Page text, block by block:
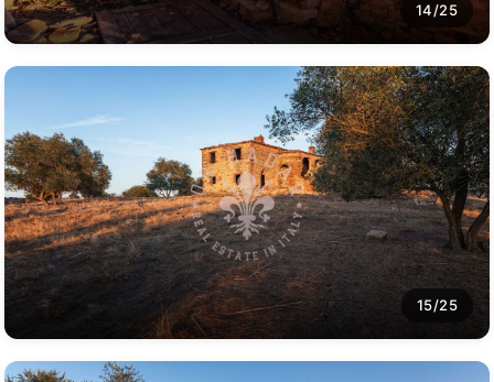
14/25
15/25